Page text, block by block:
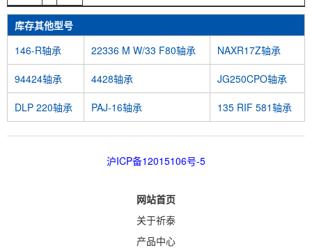
库存其他型号
146-R轴承
22336 M W/33 F80轴承 NAXR17Z轴承
94424轴承 4428轴承 JG250CPO轴承
DLP 220轴承 PAJ-16轴承 135 RIF 581轴承
沪ICP备12015106号-5
网站首页
关于祈泰
产品中心